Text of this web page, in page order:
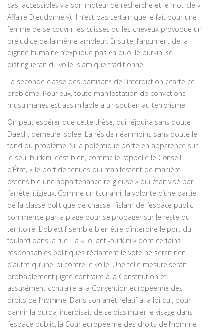
cas, accessibles via son moteur de recherche et le mot-clé «
Affaire Dieudonné »). Il n’est pas certain que le fait pour une
femme de se couvrir les cuisses ou les cheveux provoque un
préjudice de la même ampleur. Ensuite, l’argument de la
dignité humaine n’explique pas en quoi le burkini se
distinguerait du voile islamique traditionnel.
La seconde classe des partisans de l’interdiction écarte ce
problème. Pour eux, toute manifestation de convictions
musulmanes est assimilable à un soutien au terrorisme.
On peut espérer que cette thèse, qui réjouira sans doute
Daech, demeure isolée. Là réside néanmoins sans doute le
fond du problème. Si la polémique porte en apparence sur
le seul burkini, c’est bien, comme le rappelle le Conseil
d’État, « le port de tenues qui manifestent de manière
ostensible une appartenance religieuse » qui était visé par
l’arrêté litigieux. Comme un tsunami, la volonté d’une partie
de la classe politique de chasser l’islam de l’espace public
commence par la plage pour se propager sur le reste du
territoire. L’objectif semble bien être d’interdire le port du
foulard dans la rue. La « loi anti-burkini » dont certains
responsables politiques réclament le vote ne serait rien
d’autre qu’une loi contre le voile. Une telle mesure serait
probablement jugée contraire à la Constitution et
assurément contraire à la Convention européenne des
droits de l’homme. Dans son arrêt relatif à la loi qui, pour
bannir la burqa, interdisait de se dissimuler le visage dans
l’espace public, la Cour européenne des droits de l’homme